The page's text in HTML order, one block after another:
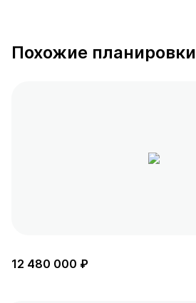
Похожие планировки
12 480 000 ₽